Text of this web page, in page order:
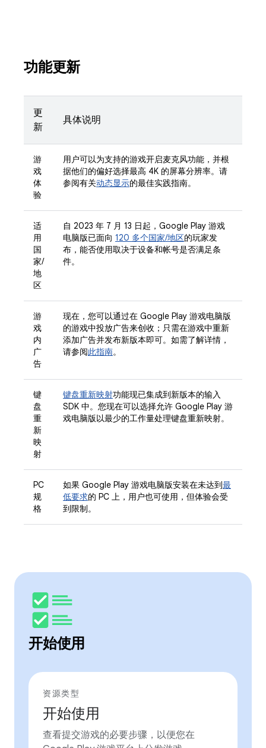
功能更新
更
新
具体说明
游
戏
体
验
用户可以为支持的游戏开启麦克风功能，并根
据他们的偏好选择最高 4K 的屏幕分辨率。请
参阅有关动态显示的最佳实践指南。
适
用
国
家/
地
区
自 2023 年 7 月 13 日起，Google Play 游戏
电脑版已面向 120 多个国家/地区的玩家发
布，能否使用取决于设备和帐号是否满足条
件。
游
戏
内
广
告
现在，您可以通过在 Google Play 游戏电脑版
的游戏中投放广告来创收；只需在游戏中重新
添加广告并发布新版本即可。如需了解详情，
请参阅此指南。
键
盘
重
新
映
射
键盘重新映射功能现已集成到新版本的输入
SDK 中。您现在可以选择允许 Google Play 游
戏电脑版以最少的工作量处理键盘重新映射。
PC
规
格
如果 Google Play 游戏电脑版安装在未达到最
低要求的 PC 上，用户也可使用，但体验会受
到限制。
开始使用
资源类型
开始使用
查看提交游戏的必要步骤，以便您在